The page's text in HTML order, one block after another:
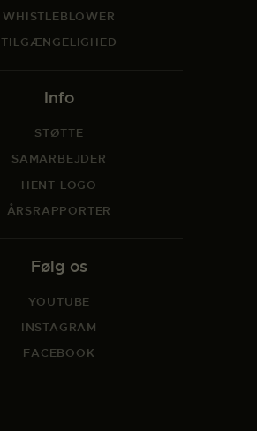
WHISTLEBLOWER
TILGÆNGELIGHED
Info
STØTTE
SAMARBEJDER
HENT LOGO
ÅRSRAPPORTER
Følg os
YOUTUBE
INSTAGRAM
FACEBOOK